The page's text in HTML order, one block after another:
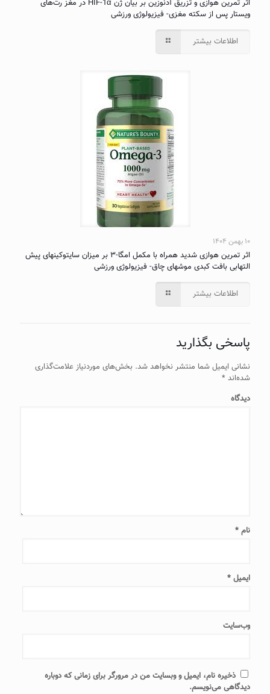
اثر تمرین هوازی و تزریق آدنوزین بر بیان ژن HIF-1α در مغز رت‌های
ویستار پس از سکته مغزی- فیزیولوژی ورزشی
اطلاعات بیشتر
۱۰ بهمن ۱۴۰۴
اثر تمرین هوازی شدید همراه با مکمل امگا-۳ بر میزان سایتوکینهای پیش
التهابی بافت کبدی موشهای چاق- فیزیولوژی ورزشی
اطلاعات بیشتر
پاسخی بگذارید
نشانی ایمیل شما منتشر نخواهد شد. بخش‌های موردنیاز علامت‌گذاری
شده‌اند *
دیدگاه
نام *
ایمیل *
وب‌سایت
ذخیره نام، ایمیل و وبسایت من در مرورگر برای زمانی که دوباره
دیدگاهی می‌نویسم.